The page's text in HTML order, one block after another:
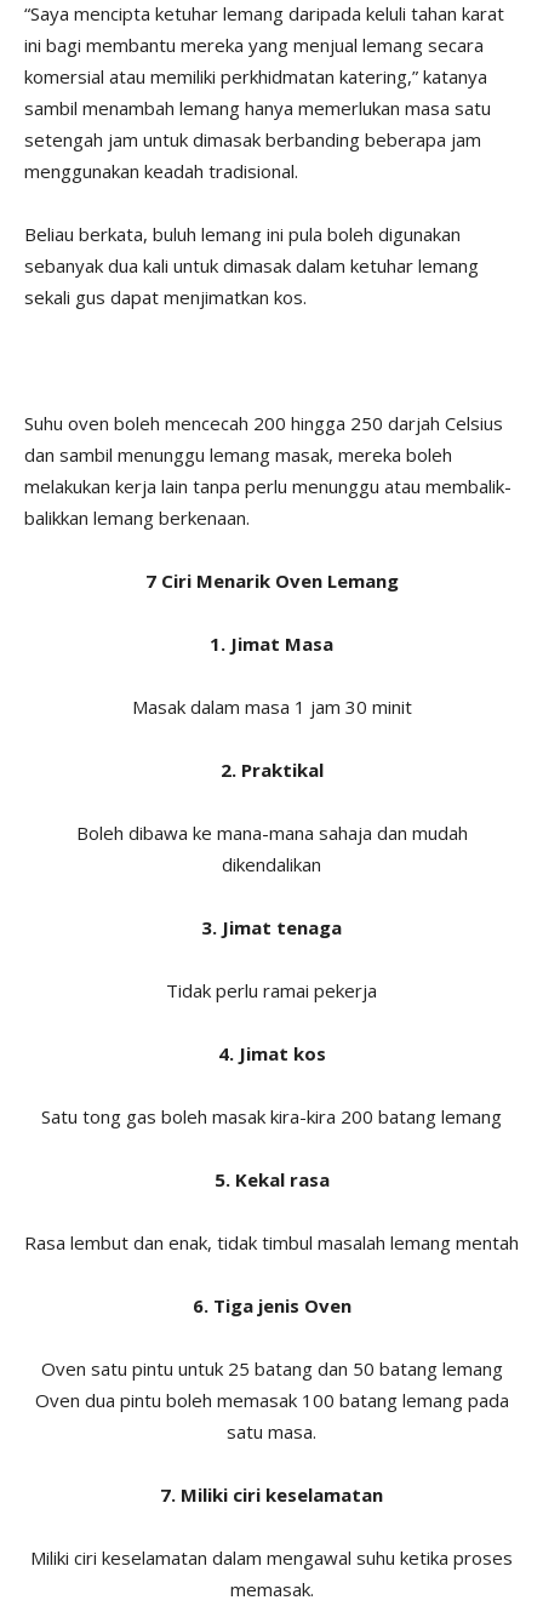
“Saya mencipta ketuhar lemang daripada keluli tahan karat
ini bagi membantu mereka yang menjual lemang secara
komersial atau memiliki perkhidmatan katering,” katanya
sambil menambah lemang hanya memerlukan masa satu
setengah jam untuk dimasak berbanding beberapa jam
menggunakan keadah tradisional.
Beliau berkata, buluh lemang ini pula boleh digunakan
sebanyak dua kali untuk dimasak dalam ketuhar lemang
sekali gus dapat menjimatkan kos.
Suhu oven boleh mencecah 200 hingga 250 darjah Celsius
dan sambil menunggu lemang masak, mereka boleh
melakukan kerja lain tanpa perlu menunggu atau membalik-
balikkan lemang berkenaan.
7 Ciri Menarik Oven Lemang
1. Jimat Masa
Masak dalam masa 1 jam 30 minit
2. Praktikal
Boleh dibawa ke mana-mana sahaja dan mudah
dikendalikan
3. Jimat tenaga
Tidak perlu ramai pekerja
4. Jimat kos
Satu tong gas boleh masak kira-kira 200 batang lemang
5. Kekal rasa
Rasa lembut dan enak, tidak timbul masalah lemang mentah
6. Tiga jenis Oven
Oven satu pintu untuk 25 batang dan 50 batang lemang
Oven dua pintu boleh memasak 100 batang lemang pada
satu masa.
7. Miliki ciri keselamatan
Miliki ciri keselamatan dalam mengawal suhu ketika proses
memasak.